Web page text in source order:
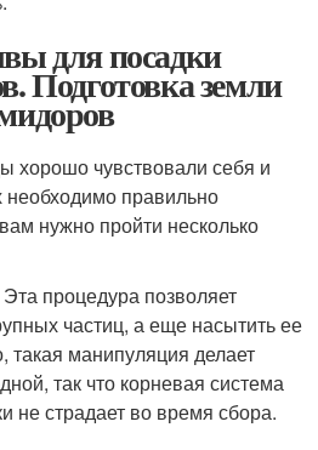
для посадки
Подготовка земли
хорошо чувствовали себя и
необходимо правильно
нужно пройти несколько
процедура позволяет
частиц, а еще насытить ее
такая манипуляция делает
так что корневая система
не страдает во время сбора.